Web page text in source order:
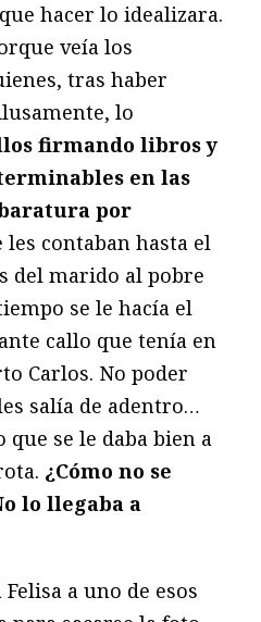
hacer lo idealizara.
veía los
tras haber
lo
firmando libros y
en las
por
les contaban hasta el
del marido al pobre
se le hacía el
callo que tenía en
Carlos. No poder
salía de adentro…
se le daba bien a
¿Cómo no se
lo llegaba a
a uno de esos